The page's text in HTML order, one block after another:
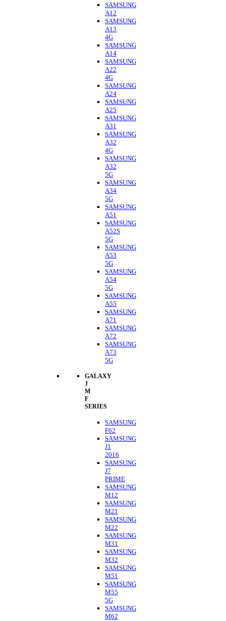
SAMSUNG
A12
SAMSUNG
A13
4G
SAMSUNG
A14
SAMSUNG
A22
4G
SAMSUNG
A24
SAMSUNG
A25
SAMSUNG
A31
SAMSUNG
A32
4G
SAMSUNG
A32
5G
SAMSUNG
A34
5G
SAMSUNG
A51
SAMSUNG
A52S
5G
SAMSUNG
A53
5G
SAMSUNG
A54
5G
SAMSUNG
A55
SAMSUNG
A71
SAMSUNG
A72
SAMSUNG
A73
5G
GALAXY
J
M
F
SERIES
SAMSUNG
F62
SAMSUNG
J1
2016
SAMSUNG
J7
PRIME
SAMSUNG
M12
SAMSUNG
M21
SAMSUNG
M22
SAMSUNG
M31
SAMSUNG
M32
SAMSUNG
M51
SAMSUNG
M55
5G
SAMSUNG
M62